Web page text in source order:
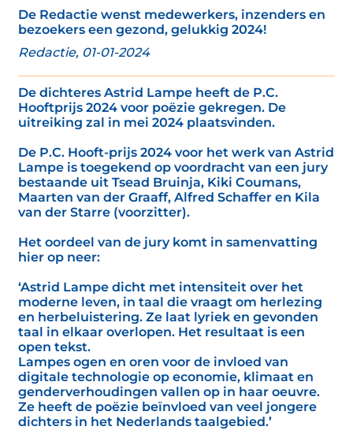
De Redactie wenst medewerkers, inzenders en
bezoekers een gezond, gelukkig 2024!
Redactie, 01-01-2024
De dichteres Astrid Lampe heeft de P.C.
Hooftprijs 2024 voor poëzie gekregen. De
uitreiking zal in mei 2024 plaatsvinden.
De P.C. Hooft-prijs 2024 voor het werk van Astrid
Lampe is toegekend op voordracht van een jury
bestaande uit Tsead Bruinja, Kiki Coumans,
Maarten van der Graaff, Alfred Schaffer en Kila
van der Starre (voorzitter).
Het oordeel van de jury komt in samenvatting
hier op neer:
‘Astrid Lampe dicht met intensiteit over het
moderne leven, in taal die vraagt om herlezing
en herbeluistering. Ze laat lyriek en gevonden
taal in elkaar overlopen. Het resultaat is een
open tekst.
Lampes ogen en oren voor de invloed van
digitale technologie op economie, klimaat en
genderverhoudingen vallen op in haar oeuvre.
Ze heeft de poëzie beïnvloed van veel jongere
dichters in het Nederlands taalgebied.’